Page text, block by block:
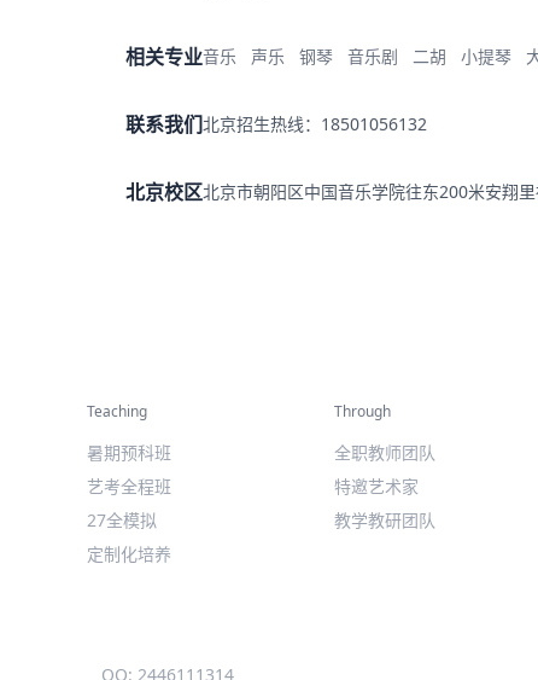
相关专业音乐 声乐 钢琴 音乐剧 二胡 小提琴
联系我们北京招生热线：18501056132
北京校区北京市朝阳区中国音乐学院往东200米安翔里
Teaching
暑期预科班
艺考全程班
27全模拟
定制化培养
Through
全职教师团队
特邀艺术家
教学教研团队
QQ: 2446111314